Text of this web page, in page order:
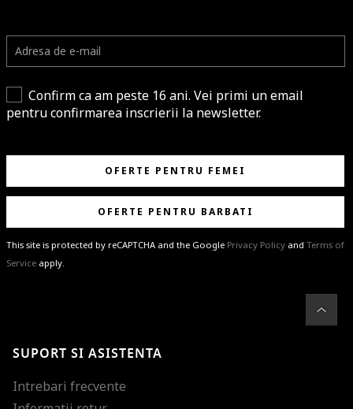
Confirm ca am peste 16 ani. Vei primi un email
pentru confirmarea inscrierii la newsletter.
OFERTE PENTRU FEMEI
OFERTE PENTRU BARBATI
This site is protected by reCAPTCHA and the Google Privacy Policy and Terms of
Service apply.
%email%
ultimele tendinte in moda!
SUPORT SI ASISTENTA
Intrebari frecvente